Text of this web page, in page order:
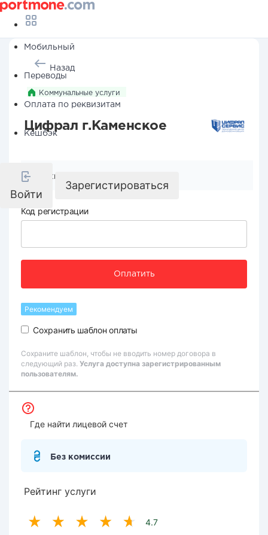
Мобильный
Переводы
Оплата по реквизитам
Кешбэк
Войти
Зарегистироваться
Назад
Коммунальные услуги
Цифрал г.Каменское
Реквизиты компании
Код регистрации
Оплатить
Рекомендуем
Сохранить шаблон оплаты
Сохраните шаблон, чтобы не вводить номер договора в
следующий раз. Услуга доступна зарегистрированным
пользователям.
Где найти лицевой счет
Без комиссии
Рейтинг услуги
4.7